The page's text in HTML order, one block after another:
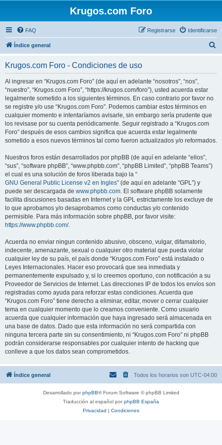
Krugos.com Foro
FAQ Identificarse
Registrarse
Índice general
Krugos.com Foro - Condiciones de uso
Al ingresar en “Krugos.com Foro” (de aquí en adelante “nosotros”, “nos”,
“nuestro”, “Krugos.com Foro”, “https://krugos.com/foro”), usted acuerda estar
legalmente sometido a los siguientes términos. En caso contrario por favor no
se registre y/o use “Krugos.com Foro”. Podemos cambiar estos términos en
cualquier momento e intentaríamos avisarle, sin embargo sería prudente que
los revisase por su cuenta periódicamente. Seguir registrado a “Krugos.com
Foro” después de esos cambios significa que acuerda estar legalmente
sometido a esos nuevos términos tal como fueron actualizados y/o reformados.
Nuestros foros están desarrollados por phpBB (de aquí en adelante “ellos”,
“sus”, “software phpBB”, “www.phpbb.com”, “phpBB Limited”, “phpBB Teams”)
el cual es una solución de foros liberada bajo la “
GNU General Public License v2 en Ingles” (de aquí en adelante “GPL”) y
puede ser descargada de www.phpbb.com. El software phpBB solamente
facilita discusiones basadas en Internet y la GPL estrictamente los excluye de
lo que aprobamos y/o desaprobamos como conductas y/o contenido
permisible. Para más información sobre phpBB, por favor visite:
https://www.phpbb.com/.
Acuerda no enviar ningun contenido abusivo, obsceno, vulgar, difamatorio,
indecente, amenazante, sexual o cualquier otro material que pueda violar
cualquier ley de su país, el país donde “Krugos.com Foro” está instalado o
Leyes Internacionales. Hacer eso provocará que sea inmediata y
permanentemente expulsado y, si lo creemos oportuno, con notificación a su
Proveedor de Servicios de Internet. Las direcciones IP de todos los envíos son
registradas como ayuda para reforzar estas condiciones. Acuerda que
“Krugos.com Foro” tiene derecho a eliminar, editar, mover o cerrar cualquier
tema en cualquier momento que lo creamos conveniente. Como usuario
acuerda que cualquier información que haya ingresado será almacenada en
una base de datos. Dado que esta información no será compartida con
ninguna tercera parte sin su consentimiento, ni “Krugos.com Foro” ni phpBB
podrán considerarse responsables por cualquier intento de hacking que
conlleve a que los datos sean comprometidos.
Índice general Todos los horarios son UTC-04:00
Desarrollado porphpBB® Forum Software © phpBB Limited
Traducción al español porphpBB España
Privacidad | Condiciones